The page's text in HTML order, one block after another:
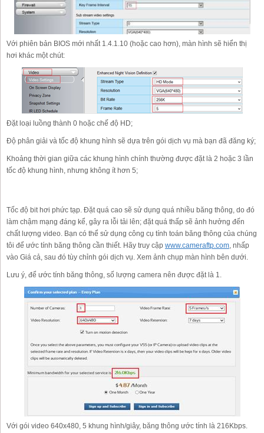
Với phiên bản BIOS mới nhất 1.4.1.10 (hoặc cao hơn), màn hình sẽ hiển thị
hơi khác một chút:
Đặt loại luồng thành 0 hoặc chế độ HD;
Độ phân giải và tốc độ khung hình sẽ dựa trên gói dịch vụ mà bạn đã đăng ký;
Khoảng thời gian giữa các khung hình chính thường được đặt là 2 hoặc 3 lần
tốc độ khung hình, nhưng không ít hơn 5;
Tốc độ bit hơi phức tạp. Đặt quá cao sẽ sử dụng quá nhiều băng thông, do đó
làm chậm mạng đáng kể, gây ra lỗi tải lên; đặt quá thấp sẽ ảnh hưởng đến
chất lượng video. Bạn có thể sử dụng công cụ tính toán băng thông của chúng
tôi để ước tính băng thông cần thiết. Hãy truy cập www.cameraftp.com, nhấp
vào Giá cả, sau đó tùy chỉnh gói dịch vụ. Xem ảnh chụp màn hình bên dưới.
Lưu ý, để ước tính băng thông, số lượng camera nên được đặt là 1.
Với gói video 640x480, 5 khung hình/giây, băng thông ước tính là 216Kbps.